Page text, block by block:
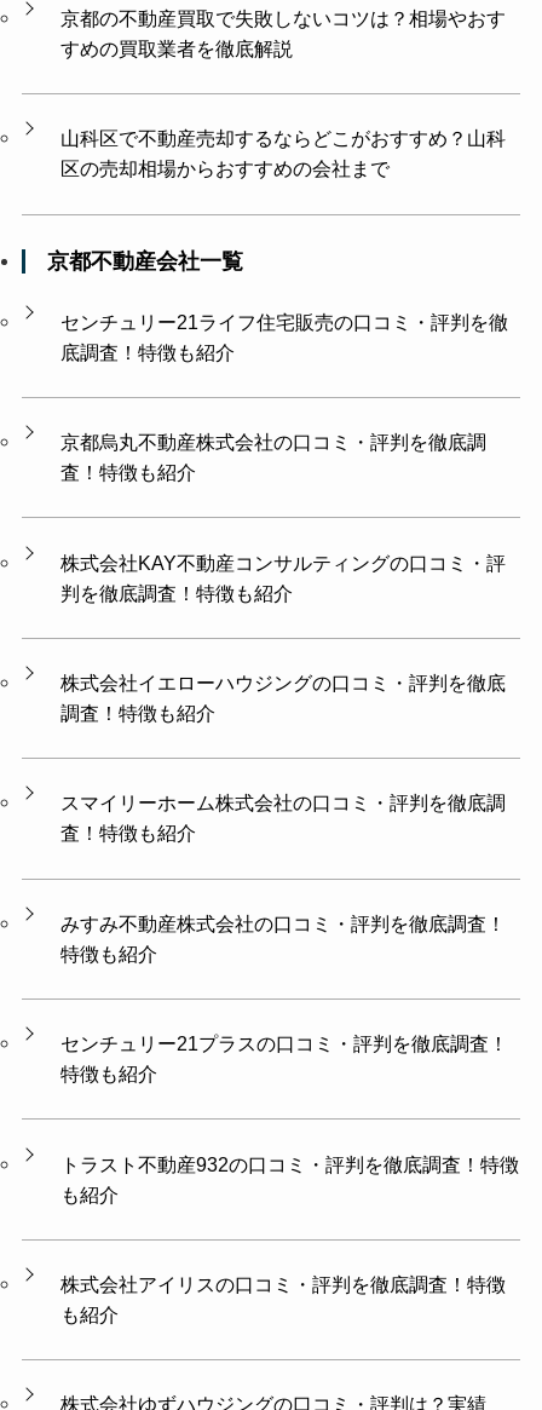
京都の不動産買取で失敗しないコツは？相場やおす
すめの買取業者を徹底解説
山科区で不動産売却するならどこがおすすめ？山科
区の売却相場からおすすめの会社まで
京都不動産会社一覧
センチュリー21ライフ住宅販売の口コミ・評判を徹
底調査！特徴も紹介
京都烏丸不動産株式会社の口コミ・評判を徹底調
査！特徴も紹介
株式会社KAY不動産コンサルティングの口コミ・評
判を徹底調査！特徴も紹介
株式会社イエローハウジングの口コミ・評判を徹底
調査！特徴も紹介
スマイリーホーム株式会社の口コミ・評判を徹底調
査！特徴も紹介
みすみ不動産株式会社の口コミ・評判を徹底調査！
特徴も紹介
センチュリー21プラスの口コミ・評判を徹底調査！
特徴も紹介
トラスト不動産932の口コミ・評判を徹底調査！特徴
も紹介
株式会社アイリスの口コミ・評判を徹底調査！特徴
も紹介
株式会社ゆずハウジング​​の口コミ・評判は？実績